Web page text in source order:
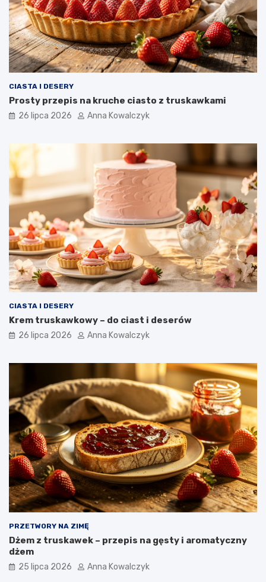
CIASTA I DESERY
Prosty przepis na kruche ciasto z truskawkami
26 lipca 2026 Anna Kowalczyk
CIASTA I DESERY
Krem truskawkowy – do ciast i deserów
26 lipca 2026 Anna Kowalczyk
PRZETWORY NA ZIMĘ
Dżem z truskawek – przepis na gęsty i aromatyczny
dżem
25 lipca 2026 Anna Kowalczyk